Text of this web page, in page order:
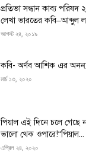
প্রতিভা সন্ধান কাব্য
লেখা ভারতের কবি–আব্দুল
আগস্ট ২৪, ২০১৯
কবি- অর্ণব আশিক এর অনন্য
মার্চ ১৩, ২০২০
পিয়াল এই দিনে চলে গেছে
ভালো থেক ওপারে!“পিয়াল...
এপ্রিল ২৪, ২০২০